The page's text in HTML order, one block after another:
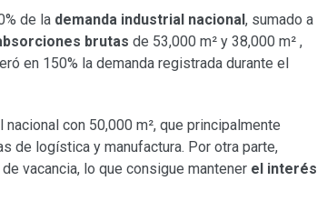
de la demanda industrial nacional , sumado a
brutas de 53,000 m² y 38,000 m² ,
en 150% la demanda registrada durante el
con 50,000 m², que principalmente
de logística y manufactura. Por otra parte,
vacancia, lo que consigue mantener el interés